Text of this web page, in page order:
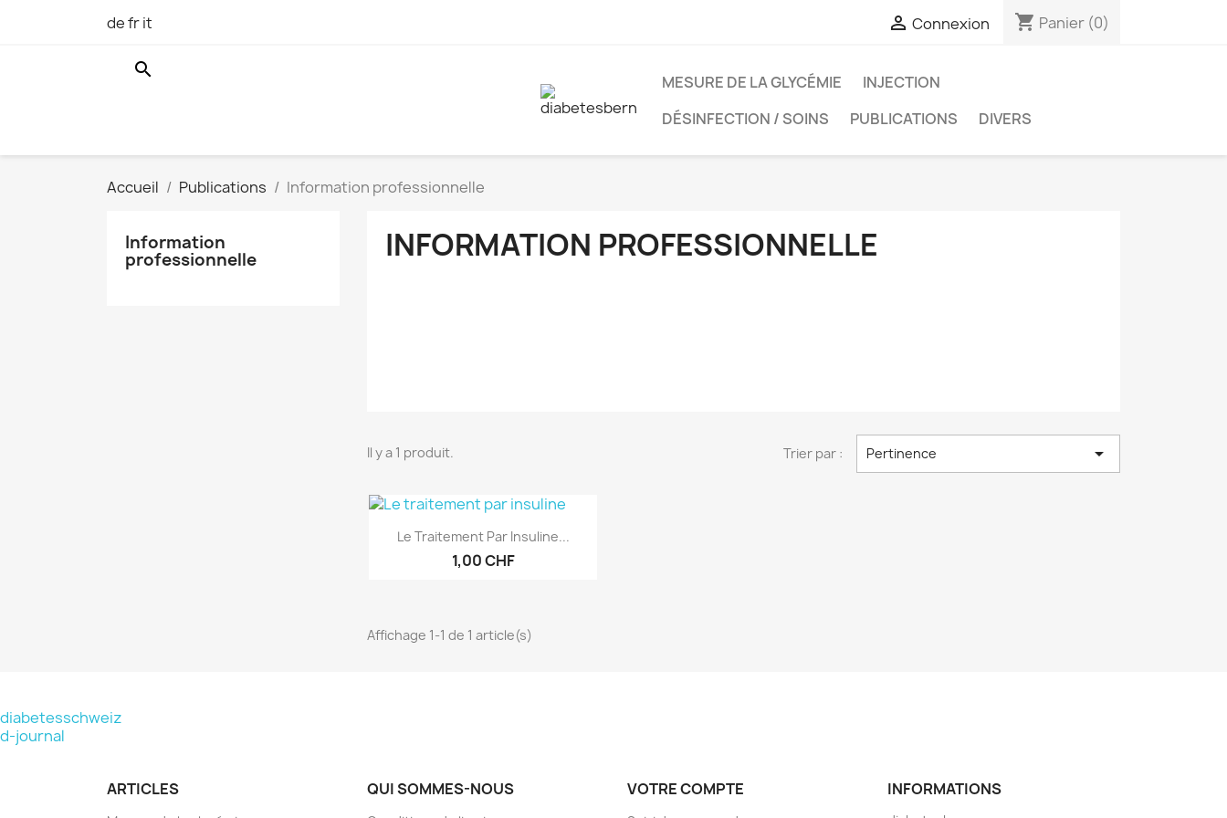
defrit
search
 Connexion shopping_cart Panier (0)
MESURE DE LA GLYCÉMIE
INJECTION
DÉSINFECTION / SOINS
PUBLICATIONS DIVERS
Accueil Publications Information professionnelle
Information
professionnelle INFORMATION PROFESSIONNELLE
Il y a 1 produit. Trier par : Pertinence 
Aperçu rapide
Le Traitement Par Insuline...
1,00 CHF
Affichage 1-1 de 1 article(s)
diabetesschweiz
d-journal
ARTICLES QUI SOMMES-NOUS VOTRE COMPTE INFORMATIONS